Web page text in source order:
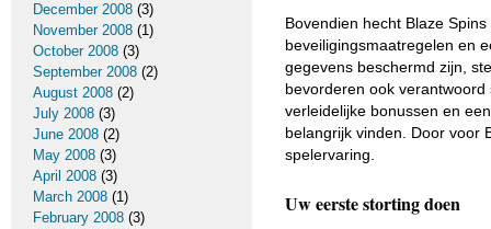
Bovendien hecht Blaze
beveiligingsmaatregelen en
gegevens beschermd zijn,
bevorderen ook
verleidelijke bonussen en
belangrijk vinden. Door voor
spelervaring.
Uw eerste storting doen
December 2008 (3)
November 2008 (1)
October 2008 (3)
September 2008 (2)
August 2008 (2)
July 2008 (3)
June 2008 (2)
May 2008 (3)
April 2008 (3)
March 2008 (1)
February 2008 (3)